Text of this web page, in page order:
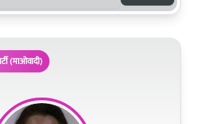
(माओवादी)